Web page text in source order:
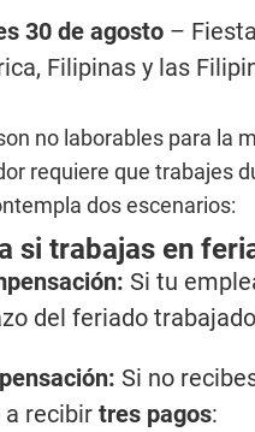
30 de agosto –
Filipinas y las
no laborables para la
requiere que trabajes
dos escenarios:
si trabajas en
Si tu
del feriado
Si no
a recibir tres pagos: